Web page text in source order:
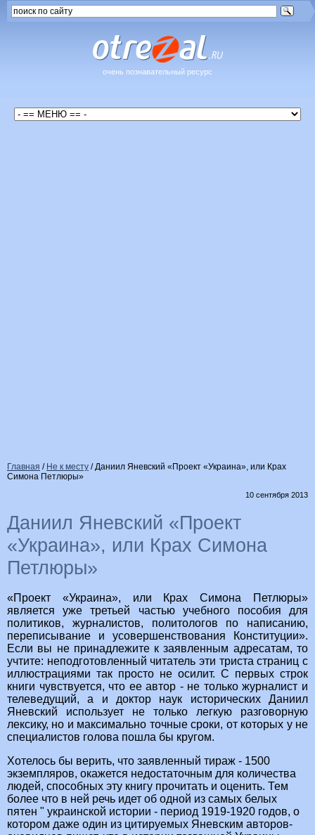
очень познавательный ресурс
Главная / Не к месту /Даниил Яневский «Проект «Украина», или Крах
Симона Петлюры»
10 сентября 2013
Даниил Яневский «Проект
«Украина», или Крах Симона
Петлюры»
«Проект «Украина», или Крах Симона Петлюры»
является уже третьей частью учебного пособия для
политиков, журналистов, политологов по написанию,
переписывание и усовершенствования Конституции».
Если вы не принадлежите к заявленным адресатам, то
учтите: неподготовленный читатель эти триста страниц с
иллюстрациями так просто не осилит. С первых строк
книги чувствуется, что ее автор - не только журналист и
телеведущий, а и доктор наук исторических Даниил
Яневский использует не только легкую разговорную
лексику, но и максимально точные сроки, от которых у не
специалистов голова пошла бы кругом.
Хотелось бы верить, что заявленный тираж - 1500
экземпляров, окажется недостаточным для количества
людей, способных эту книгу прочитать и оценить. Тем
более что в ней речь идет об одной из самых белых
пятен " украинской истории - период 1919-1920 годов, о
котором даже один из цитируемых Яневским авторов-